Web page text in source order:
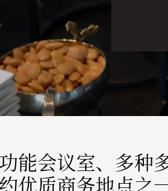
能会议室、多种
优质商务地点之